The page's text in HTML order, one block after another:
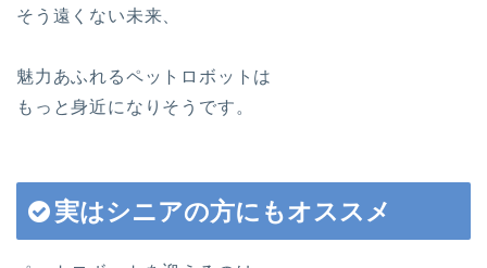
そう遠くない未来、
魅力あふれるペットロボットは
もっと身近になりそうです。
実はシニアの方にもオススメ